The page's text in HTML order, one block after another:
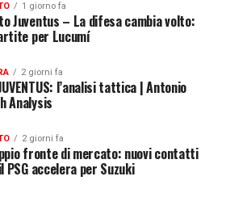
1 giorno fa
Juventus – La difesa cambia volto:
per Lucumí
2 giorni fa
l’analisi tattica | Antonio
Analysis
2 giorni fa
fronte di mercato: nuovi contatti
PSG accelera per Suzuki